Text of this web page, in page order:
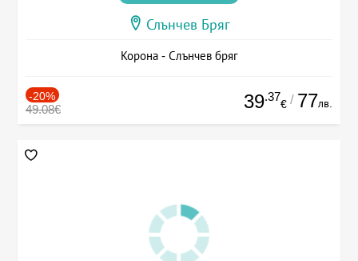
Слънчев Бряг
Корона - Слънчев бряг
-20%
49.08€ 39.37
€ / 77лв.